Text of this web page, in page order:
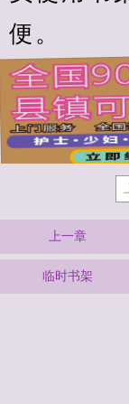
便。
上一章
临时书架